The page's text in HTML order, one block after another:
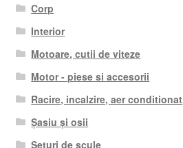
Corp
Interior
Motoare, cutii de viteze
Motor - piese si accesorii
Racire, incalzire, aer conditionat
Șasiu și osii
Seturi de scule